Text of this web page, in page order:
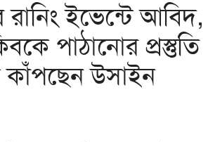
ইভেন্টে আবিদ,
পাঠানোর প্রস্তুতি
উসাইন